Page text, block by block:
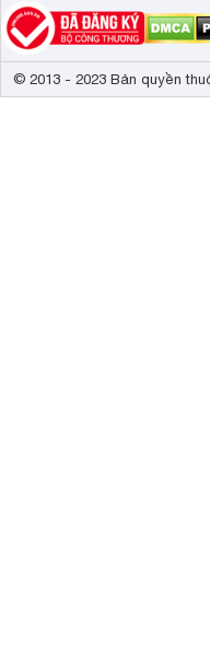
© 2013 - 2023 Bản quyền